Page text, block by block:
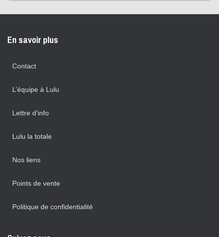
En savoir plus
Contact
L’équipe à Lulu
Lettre d’info
Lulu la totale
Nos liens
Points de vente
Politique de confidentialité